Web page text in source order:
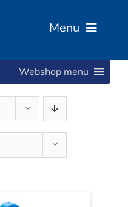
Menu
Webshop menu